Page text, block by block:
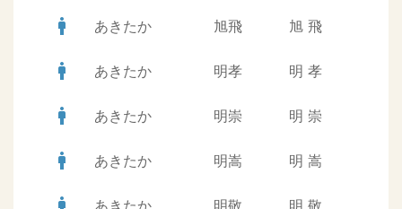
man あきたか 旭飛 旭 飛
man あきたか 明孝 明 孝
man あきたか 明崇 明 崇
man あきたか 明嵩 明 嵩